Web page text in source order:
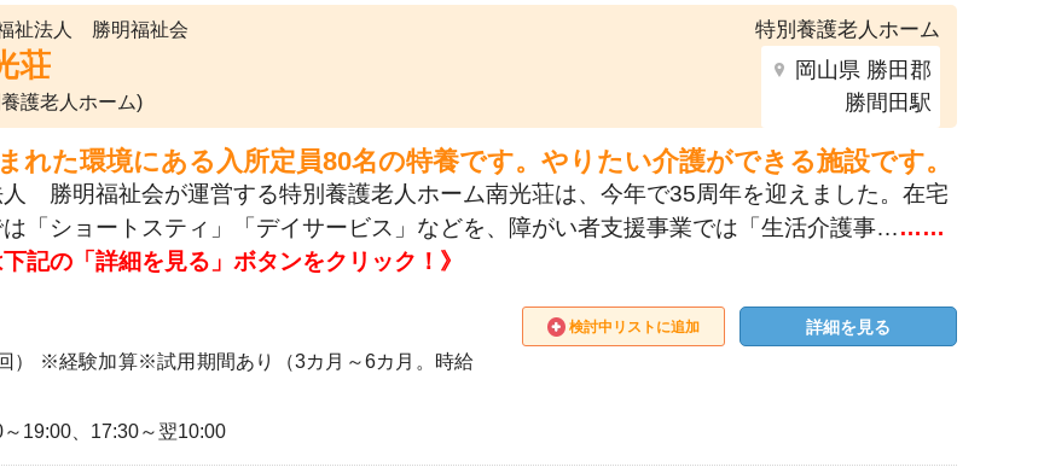
祉法人 勝明福祉会
荘
護老人ホーム)
特別養護老人ホーム
岡山県 勝田郡
勝間田駅
れた環境にある入所定員80名の特養です。やりたい介護ができる施設です。
勝明福祉会が運営する特別養護老人ホーム南光荘は、今年で35周年を迎えました。在宅
「ショートスティ」「デイサービス」などを、障がい者支援事業では「生活介護事………
下記の「詳細を見る」ボタンをクリック！》
※経験加算※試用期間あり（3カ月～6カ月。時給
19:00、17:30～翌10:00
検討中リストに追加 詳細を見る